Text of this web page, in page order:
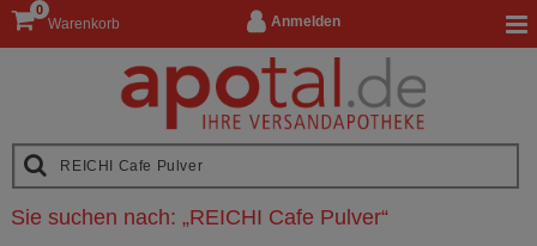
Anmelden
Warenkorb
0
Sie suchen nach: „REICHI Cafe Pulver“